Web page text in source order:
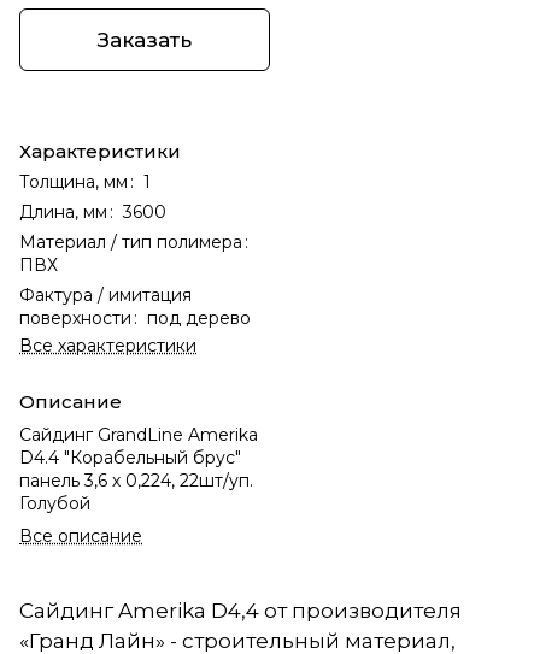
Заказать
Характеристики
Толщина, мм : 1
Длина, мм : 3600
Материал / тип полимера :
ПВХ
Фактура / имитация
поверхности : под дерево
Все характеристики
Описание
Сайдинг GrandLine Amerika
D4.4 "Корабельный брус"
панель 3,6 х 0,224, 22шт/уп.
Голубой
Все описание
Сайдинг Amerika D4,4 от производителя
«Гранд Лайн» - строительный материал,